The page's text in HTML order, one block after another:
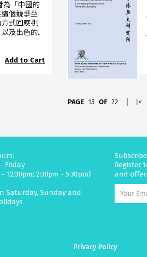
為「中國的
個競爭至
式回應挑
及出色的..
Add to Cart
PAGE 13 OF 22 |<
Friday
12:30pm; 2:30pm - 5:30pm)
Saturday, Sunday and
Register
and
Privacy Policy